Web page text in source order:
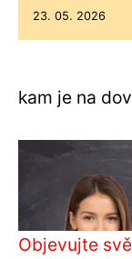
23. 05. 2026
kam je na
Objevujte